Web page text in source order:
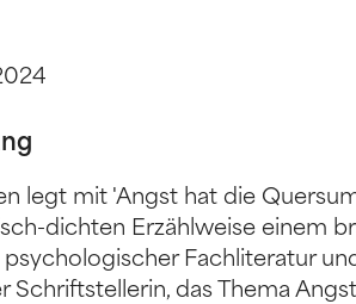
legt mit 'Angst hat die
dichten Erzählweise einem
Fachliteratur
Schriftstellerin, das Thema